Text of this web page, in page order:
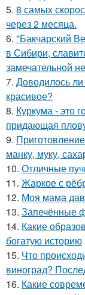
5. 8 самых
через 2 месяца.
6. "Бакчарский
в Сибири,
замечательной
7. Доводилось ли
красивое?
8. Куркума - это
придающая
9.
манку, муку,
10. Отличные
11. Жаркое с
12. Моя мама
13. Запечённые
14. Какие
богатую историю
15. Что
виноград?
16. Какие